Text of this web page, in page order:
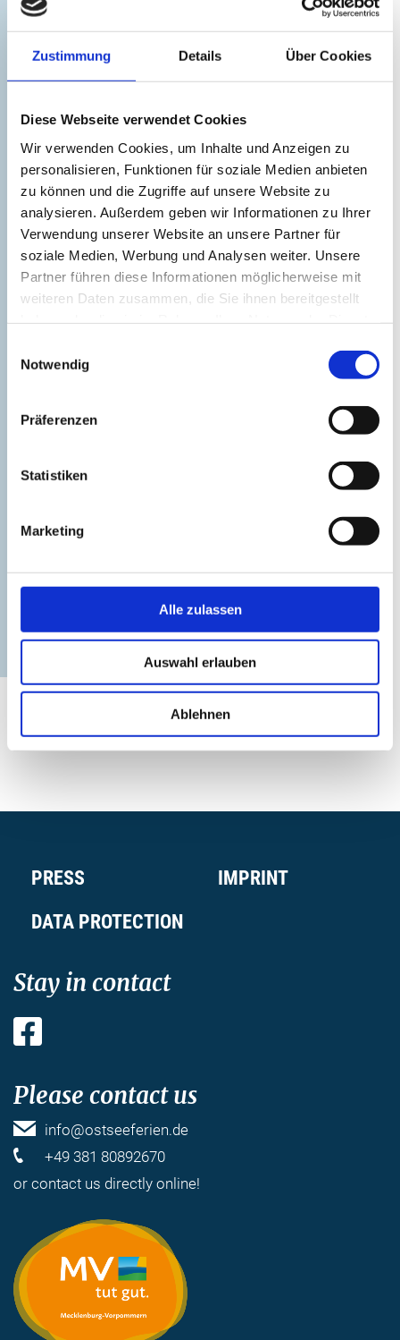
Zustimmung Details Über Cookies
Diese Webseite verwendet Cookies
Wir verwenden Cookies, um Inhalte und Anzeigen zu
personalisieren, Funktionen für soziale Medien anbieten
zu können und die Zugriffe auf unsere Website zu
analysieren. Außerdem geben wir Informationen zu Ihrer
Verwendung unserer Website an unsere Partner für
soziale Medien, Werbung und Analysen weiter. Unsere
Partner führen diese Informationen möglicherweise mit
weiteren Daten zusammen, die Sie ihnen bereitgestellt
Notwendig
Präferenzen
Statistiken
Marketing
Alle zulassen
Auswahl erlauben
Ablehnen
Good to know
PRESS
IMPRINT
DATA PROTECTION
Stay in contact
Please contact us
info@ostseeferien.de
+49 381 80892670
or contact us directly online!